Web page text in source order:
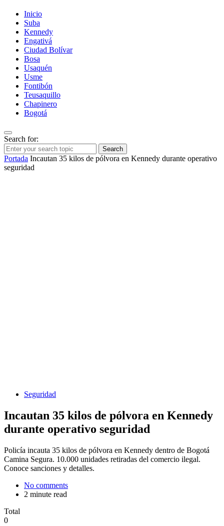
Inicio
Suba
Kennedy
Engativá
Ciudad Bolívar
Bosa
Usaquén
Usme
Fontibón
Teusaquillo
Chapinero
Bogotá
Search for:
Search
Portada Incautan 35 kilos de pólvora en Kennedy durante operativo
seguridad
Seguridad
Incautan 35 kilos de pólvora en Kennedy
durante operativo seguridad
Policía incauta 35 kilos de pólvora en Kennedy dentro de Bogotá
Camina Segura. 10.000 unidades retiradas del comercio ilegal.
Conoce sanciones y detalles.
No comments
2 minute read
Total
0